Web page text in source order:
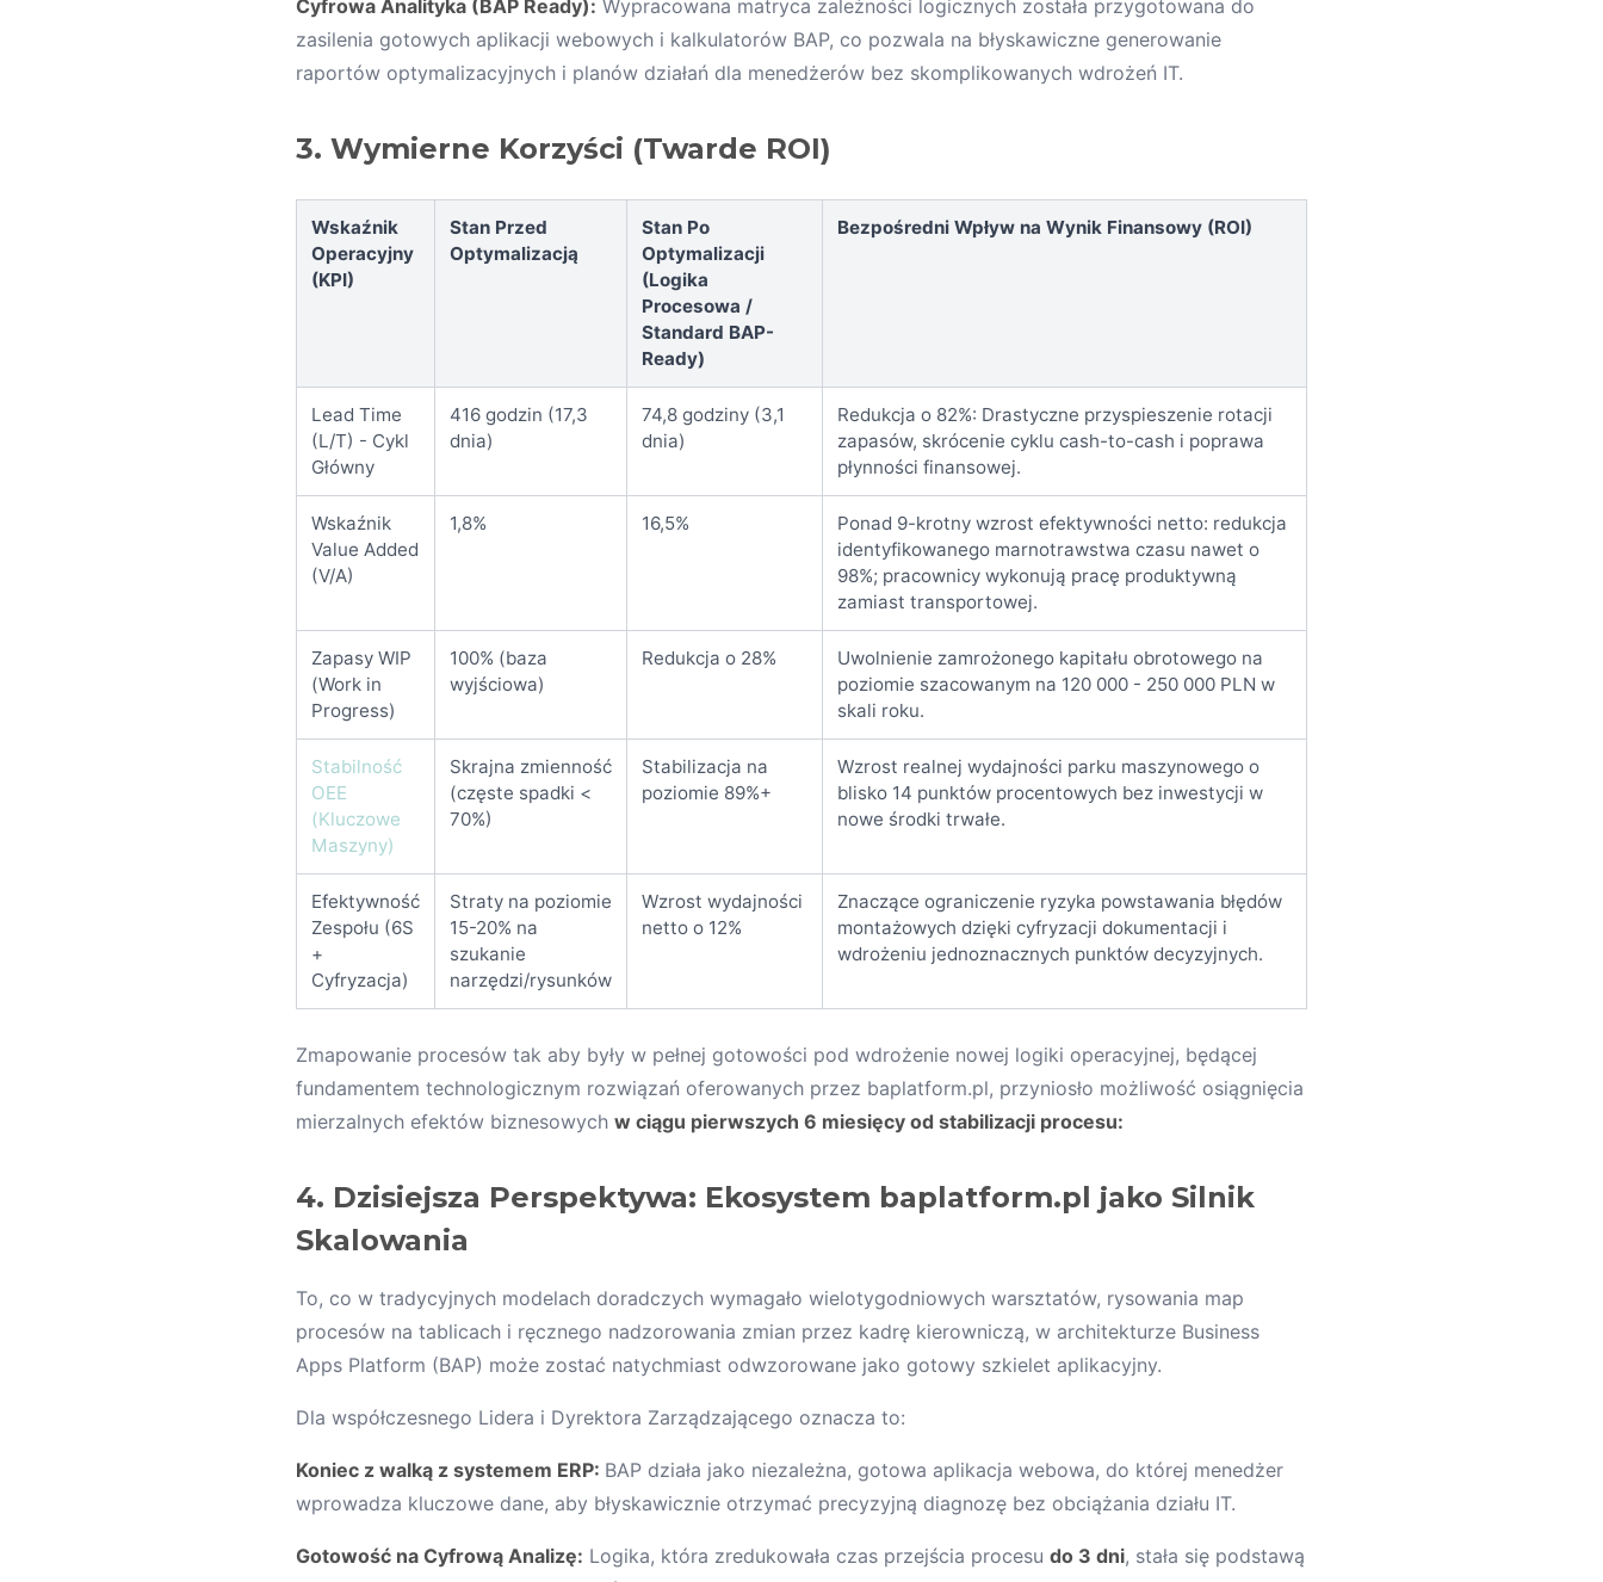
Cyfrowa Analityka (BAP Ready): Wypracowana matryca zależności logicznych została przygotowana do
zasilenia gotowych aplikacji webowych i kalkulatorów BAP, co pozwala na błyskawiczne generowanie
raportów optymalizacyjnych i planów działań dla menedżerów bez skomplikowanych wdrożeń IT.
3. Wymierne Korzyści (Twarde ROI)
Wskaźnik
Operacyjny
(KPI)
Stan Przed
Optymalizacją
Stan Po
Optymalizacji
(Logika
Procesowa /
Standard BAP-
Ready)
Bezpośredni Wpływ na Wynik Finansowy (ROI)
Lead Time
(L/T) - Cykl
Główny
416 godzin (17,3
dnia)
74,8 godziny (3,1
dnia)
Redukcja o 82%: Drastyczne przyspieszenie rotacji
zapasów, skrócenie cyklu cash-to-cash i poprawa
płynności finansowej.
Wskaźnik
Value Added
(V/A)
1,8% 16,5%
Ponad 9-krotny wzrost efektywności netto: redukcja
identyfikowanego marnotrawstwa czasu nawet o
98%; pracownicy wykonują pracę produktywną
zamiast transportowej.
Zapasy WIP
(Work in
Progress)
100% (baza
wyjściowa)
Redukcja o 28%
Uwolnienie zamrożonego kapitału obrotowego na
poziomie szacowanym na 120 000 - 250 000 PLN w
skali roku.
Stabilność
OEE
(Kluczowe
Maszyny)
Skrajna zmienność
(częste spadki <
70%)
Stabilizacja na
poziomie 89%+
Wzrost realnej wydajności parku maszynowego o
blisko 14 punktów procentowych bez inwestycji w
nowe środki trwałe.
Efektywność
Zespołu (6S
+
Cyfryzacja)
Straty na poziomie
15-20% na
szukanie
narzędzi/rysunków
Wzrost wydajności
netto o 12%
Znaczące ograniczenie ryzyka powstawania błędów
montażowych dzięki cyfryzacji dokumentacji i
wdrożeniu jednoznacznych punktów decyzyjnych.
Zmapowanie procesów tak aby były w pełnej gotowości pod wdrożenie nowej logiki operacyjnej, będącej
fundamentem technologicznym rozwiązań oferowanych przez baplatform.pl, przyniosło możliwość osiągnięcia
mierzalnych efektów biznesowych w ciągu pierwszych 6 miesięcy od stabilizacji procesu:
4. Dzisiejsza Perspektywa: Ekosystem baplatform.pl jako Silnik
Skalowania
To, co w tradycyjnych modelach doradczych wymagało wielotygodniowych warsztatów, rysowania map
procesów na tablicach i ręcznego nadzorowania zmian przez kadrę kierowniczą, w architekturze Business
Apps Platform (BAP) może zostać natychmiast odwzorowane jako gotowy szkielet aplikacyjny.
Dla współczesnego Lidera i Dyrektora Zarządzającego oznacza to:
Koniec z walką z systemem ERP: BAP działa jako niezależna, gotowa aplikacja webowa, do której menedżer
wprowadza kluczowe dane, aby błyskawicznie otrzymać precyzyjną diagnozę bez obciążania działu IT.
Gotowość na Cyfrową Analizę: Logika, która zredukowała czas przejścia procesu do 3 dni, stała się podstawą